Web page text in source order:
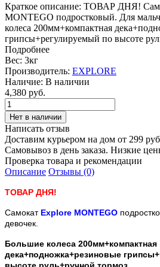
Краткое описание: ТОВАР ДНЯ!
MONTEGO подростковый. Для
колеса 200мм+компактная
грипсы+регулируемый по высоте
Подробнее
Вес: 3кг
Производитель: EXPLORE
Наличие: В наличии
4,380 руб.
Написать отзыв
Доставим курьером на дом от 299
Самовывоз в день заказа. Низкие
Проверка товара и рекомендации
Описание Отзывы (0)
ТОВАР ДНЯ!
Самокат Explore MONTEGO
девочек.
Большие колеса 200мм+компактная
дека+подножка+резиновые